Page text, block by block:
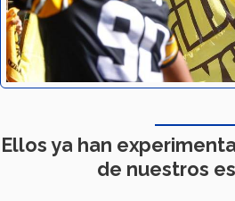
Ellos ya han
de nuestros